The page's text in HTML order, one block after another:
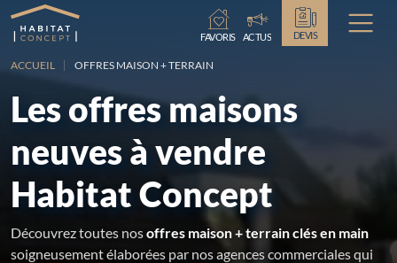
FAVORIS ACTUS DEVIS
ACCUEIL OFFRES MAISON + TERRAIN
Les offres maisons
neuves à vendre
Habitat Concept
Découvrez toutes nosoffres maison + terrain clés en main
soigneusement élaborées par nos agences commerciales qui